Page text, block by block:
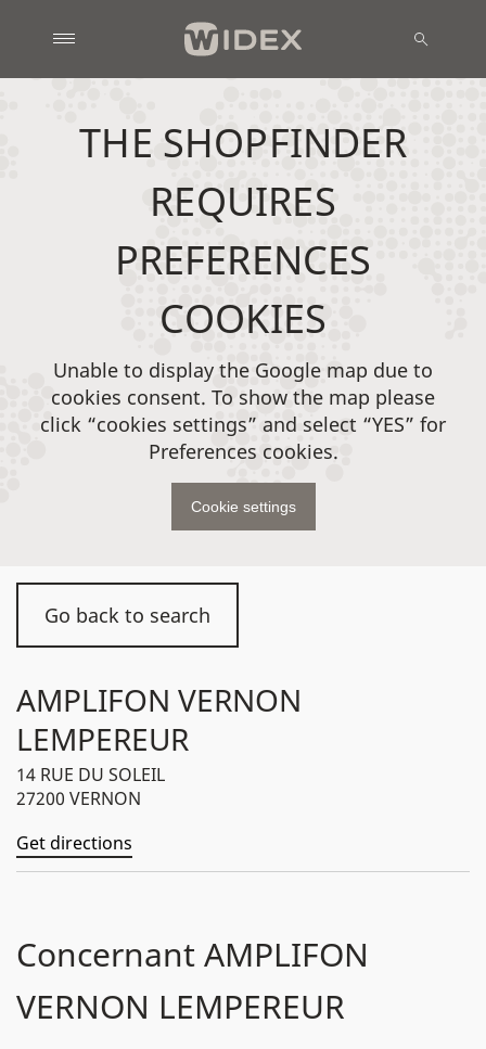
Go back to search
AMPLIFON VERNON
LEMPEREUR
14 RUE DU SOLEIL
27200 VERNON
Get directions
Concernant AMPLIFON
VERNON LEMPEREUR
THE SHOPFINDER
REQUIRES
PREFERENCES
COOKIES
Unable to display the Google map due to
cookies consent. To show the map please
click “cookies settings” and select “YES” for
Preferences cookies.
Cookie settings